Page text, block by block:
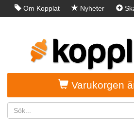
Om Kopplat Nyheter
Varukorgen